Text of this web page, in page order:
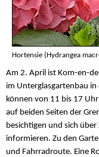
Hortensie (Hydrangea
Am 2. April ist Kom-en-
im Unterglasgartenbau in
können von 11 bis 17
auf beiden Seiten der
besichtigen und sich
informieren. Zu den
und Fahrradroute. Eine